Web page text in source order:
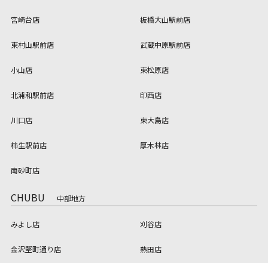
宮崎台店 板橋大山駅前店
東村山駅前店 武蔵中原駅前店
小山店 東松原店
北浦和駅前店 印西店
川口店 東大島店
柿生駅前店 厚木林店
南砂町店
CHUBU 中部地方
みよし店 刈谷店
金沢堅町通り店 熱田店